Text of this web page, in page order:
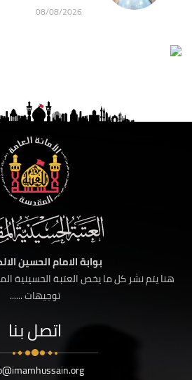
08/08/2026
بوابة الامام الحسين
هنا يتم نشر كل ما يخص العتبة الحسينية
توجيهات ......
اتصل بنا